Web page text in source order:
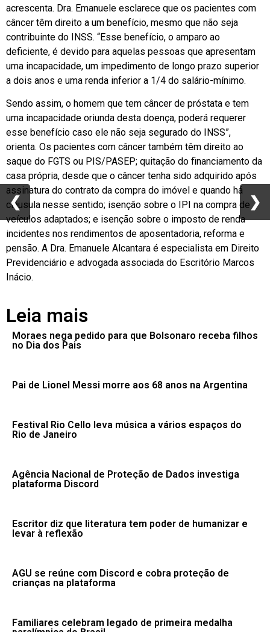
acrescenta. Dra. Emanuele esclarece que os pacientes com
câncer têm direito a um benefício, mesmo que não seja
contribuinte do INSS. “Esse benefício, o amparo ao
deficiente, é devido para aquelas pessoas que apresentam
uma incapacidade, um impedimento de longo prazo superior
a dois anos e uma renda inferior a 1/4 do salário-mínimo.
Sendo assim, o homem que tem câncer de próstata e tem
uma incapacidade oriunda desta doença, poderá requerer
esse benefício caso ele não seja segurado do INSS”,
orienta. Os pacientes com câncer também têm direito ao
saque do FGTS ou PIS/PASEP; quitação do financiamento da
casa própria, desde que o câncer tenha sido adquirido após
assinatura do contrato da compra do imóvel e quando há
cláusula nesse sentido; isenção sobre o IPI na compra de
veículos adaptados; e isenção sobre o imposto de renda
incidentes nos rendimentos de aposentadoria, reforma e
pensão. A Dra. Emanuele Alcantara é especialista em Direito
Previdenciário e advogada associada do Escritório Marcos
Inácio.
Leia mais
Moraes nega pedido para que Bolsonaro receba filhos
no Dia dos Pais
Pai de Lionel Messi morre aos 68 anos na Argentina
Festival Rio Cello leva música a vários espaços do
Rio de Janeiro
Agência Nacional de Proteção de Dados investiga
plataforma Discord
Escritor diz que literatura tem poder de humanizar e
levar à reflexão
AGU se reúne com Discord e cobra proteção de
crianças na plataforma
Familiares celebram legado de primeira medalha
❮ ❯
❮ ❯